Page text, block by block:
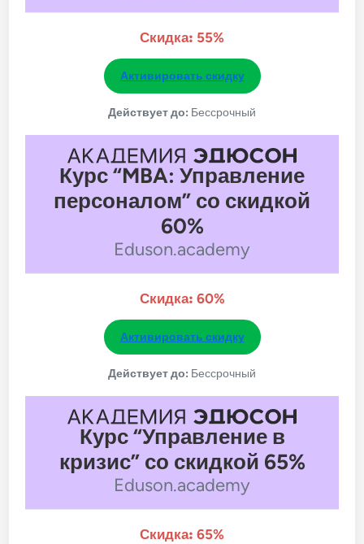
Скидка: 55%
Активировать скидку
Действует до: Бессрочный
Курс “MBA: Управление
персоналом” со скидкой
60%
Eduson.academy
Скидка: 60%
Активировать скидку
Действует до: Бессрочный
Курс “Управление в
кризис” со скидкой 65%
Eduson.academy
Скидка: 65%